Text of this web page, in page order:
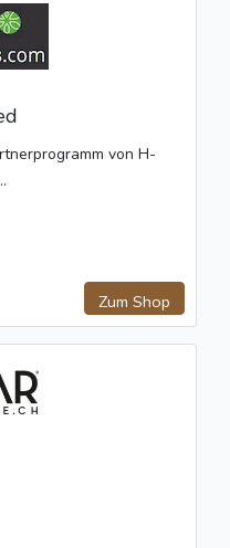
von H-
Zum Shop